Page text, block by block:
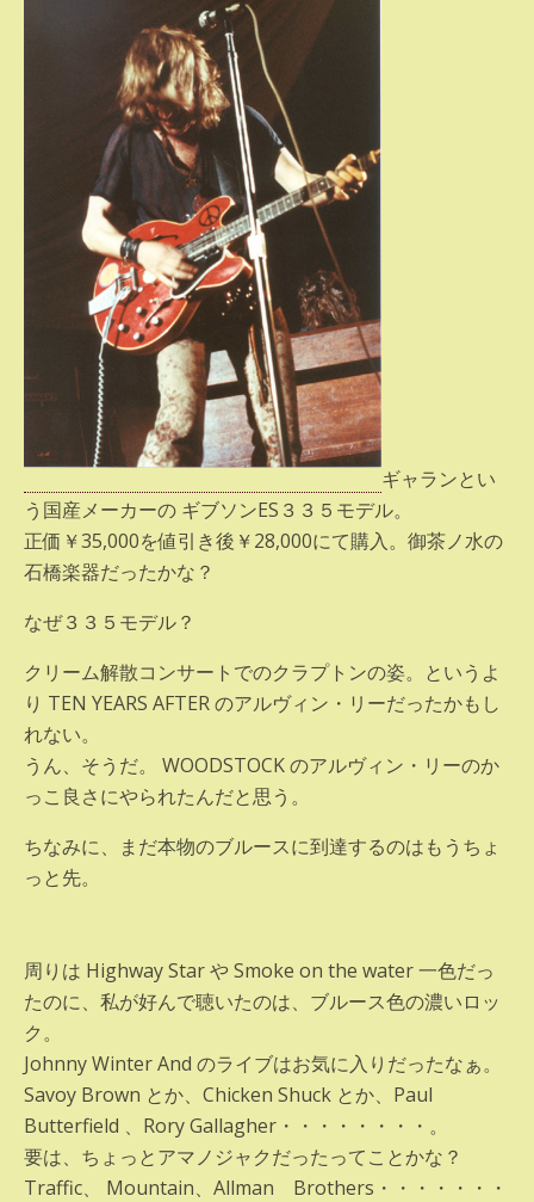
ギャランとい
う国産メーカーの ギブソンES３３５モデル。
正価￥35,000を値引き後￥28,000にて購入。御茶ノ水の
石橋楽器だったかな？
なぜ３３５モデル？
クリーム解散コンサートでのクラプトンの姿。というよ
り TEN YEARS AFTER のアルヴィン・リーだったかもし
れない。
うん、そうだ。 WOODSTOCK のアルヴィン・リーのか
っこ良さにやられたんだと思う。
ちなみに、まだ本物のブルースに到達するのはもうちょ
っと先。
周りは Highway Star や Smoke on the water 一色だっ
たのに、私が好んで聴いたのは、ブルース色の濃いロッ
ク。
Johnny Winter And のライブはお気に入りだったなぁ。
Savoy Brown とか、Chicken Shuck とか、Paul
Butterfield 、Rory Gallagher・・・・・・・・。
要は、ちょっとアマノジャクだったってことかな？
Traffic、 Mountain、Allman Brothers・・・・・・・